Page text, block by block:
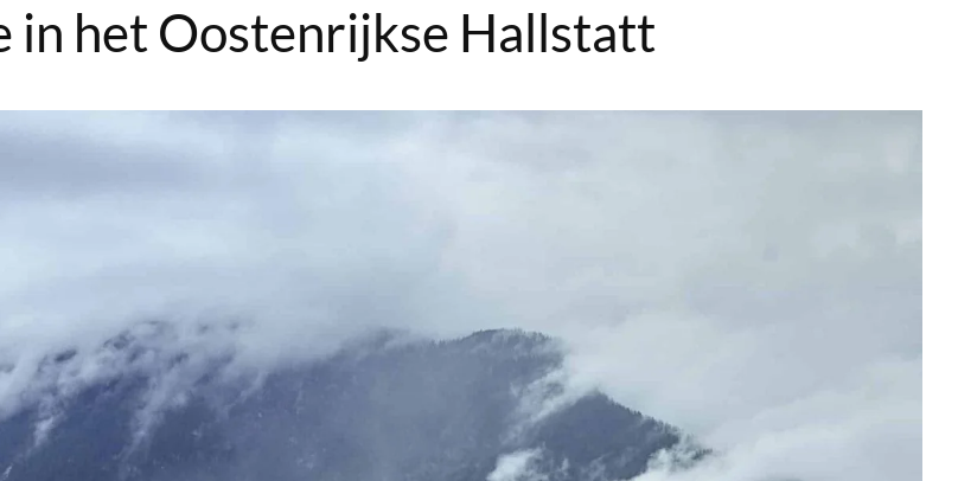
in het Oostenrijkse Hallstatt